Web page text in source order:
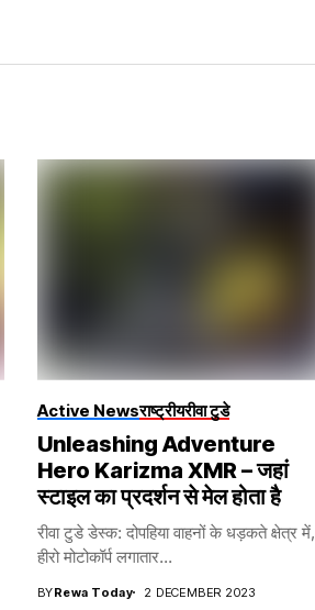
Active Newsराष्ट्रीयरीवा टुडे
Unleashing Adventure
Hero Karizma XMR – जहां
स्टाइल का प्रदर्शन से मेल होता है
रीवा टुडे डेस्क: दोपहिया वाहनों के धड़कते क्षेत्र में,
हीरो मोटोकॉर्प लगातार...
BYRewa Today 2 DECEMBER 2023